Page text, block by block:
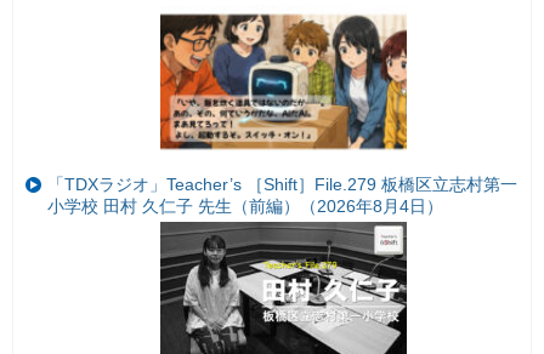
「TDXラジオ」Teacher’s ［Shift］File.279 板橋区立志村第一
小学校 田村 久仁子 先生（前編）（2026年8月4日）